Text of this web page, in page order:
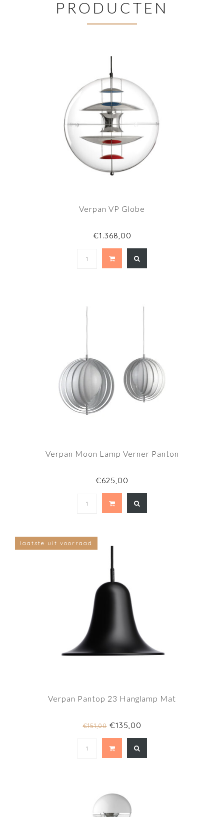
PRODUCTEN
Verpan VP Globe
€1.368,00
Verpan Moon Lamp Verner Panton
€625,00
laatste uit voorraad
Verpan Pantop 23 Hanglamp Mat
€151,00€135,00